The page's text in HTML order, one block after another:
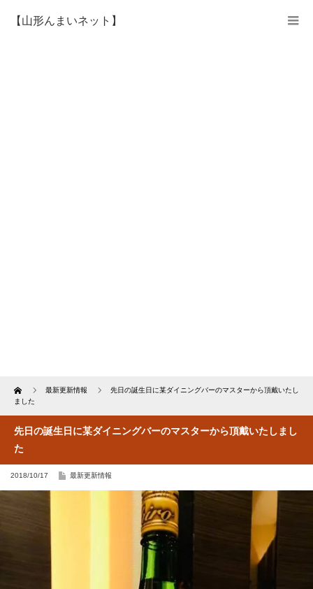
【山形んまいネット】
Home 最新更新情報
先日の誕生日に某ダイニングバーのマスターから頂戴いたし
ました
先日の誕生日に某ダイニングバーのマスターから頂戴いたしまし
た
2018/10/17 最新更新情報